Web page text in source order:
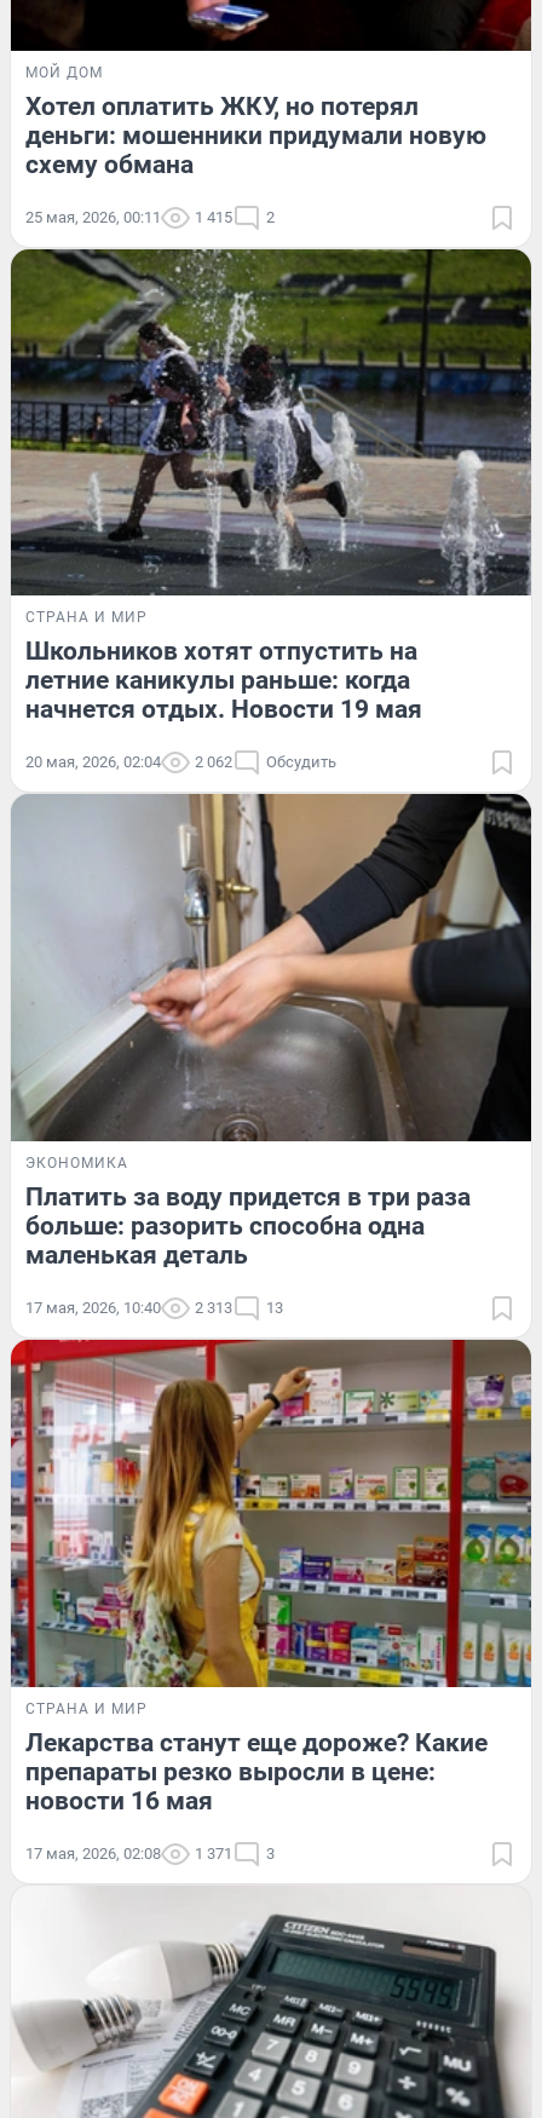
МОЙ ДОМ
Хотел оплатить ЖКУ, но потерял
деньги: мошенники придумали новую
схему обмана
25 мая, 2026, 00:11 1 415 2
СТРАНА И МИР
Школьников хотят отпустить на
летние каникулы раньше: когда
начнется отдых. Новости 19 мая
20 мая, 2026, 02:04 2 062 Обсудить
ЭКОНОМИКА
Платить за воду придется в три раза
больше: разорить способна одна
маленькая деталь
17 мая, 2026, 10:40 2 313 13
СТРАНА И МИР
Лекарства станут еще дороже? Какие
препараты резко выросли в цене:
новости 16 мая
17 мая, 2026, 02:08 1 371 3